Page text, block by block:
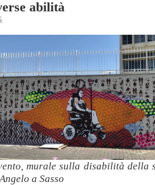
abilità
murale sulla disabilità della
a Sasso